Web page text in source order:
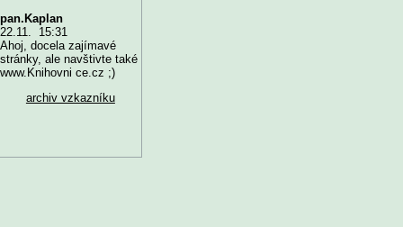
pan.Kaplan
22.11. 15:31
Ahoj, docela zajímavé
stránky, ale navštivte také
www.Knihovni ce.cz ;)
archiv vzkazníku